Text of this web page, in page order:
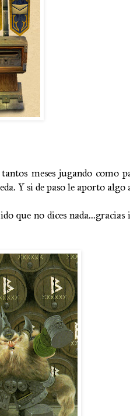
meses jugando como
Y si de paso le aporto algo
que no dices